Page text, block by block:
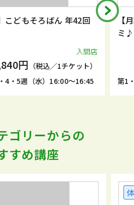
どもそろばん 年42回
入間店
円（税込／1チケット）
・5週（水）16:00～16:45
【月
ミ♪
第1・
ゴリーからの
すめ講座
体験